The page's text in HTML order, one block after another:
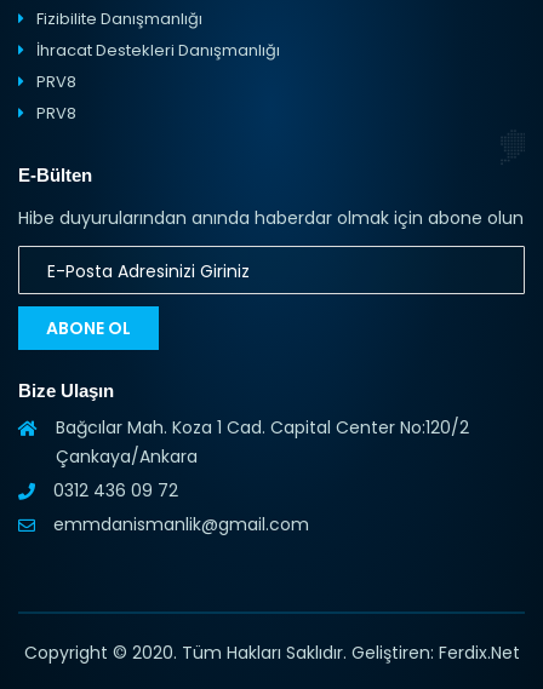
Fizibilite Danışmanlığı
İhracat Destekleri Danışmanlığı
PRV8
PRV8
E-Bülten
Hibe duyurularından anında haberdar olmak için abone olun
ABONE OL
Bize Ulaşın
Bağcılar Mah. Koza 1 Cad. Capital Center No:120/2
Çankaya/Ankara
0312 436 09 72
emmdanismanlik@gmail.com
Copyright © 2020. Tüm Hakları Saklıdır. Geliştiren: Ferdix.Net